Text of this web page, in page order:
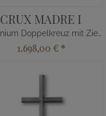
CRUX MADRE I
Aluminium Doppelkreuz mit Zierbogen
1.698,00 € *